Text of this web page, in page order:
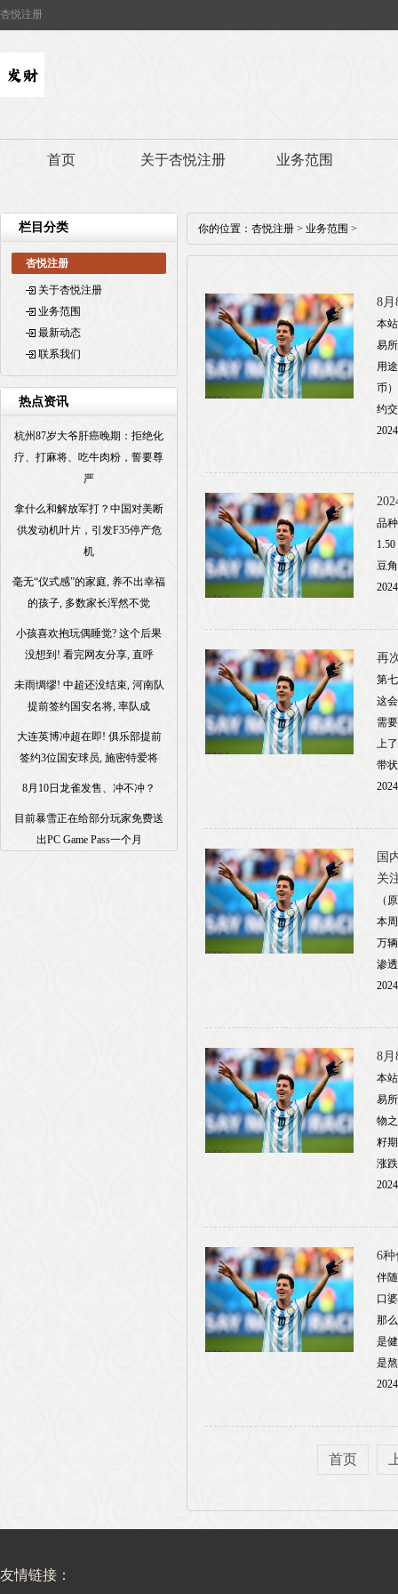
杏悦注册
首页 关于杏悦注册 业务范围
栏目分类
杏悦注册
关于杏悦注册
业务范围
最新动态
联系我们
热点资讯
杭州87岁大爷肝癌晚期：拒绝化
疗、打麻将、吃牛肉粉，誓要尊
严
拿什么和解放军打？中国对美断
供发动机叶片，引发F35停产危
机
毫无“仪式感”的家庭, 养不出幸福
的孩子, 多数家长浑然不觉
小孩喜欢抱玩偶睡觉? 这个后果
没想到! 看完网友分享, 直呼
未雨绸缪! 中超还没结束, 河南队
提前签约国安名将, 率队成
大连英博冲超在即! 俱乐部提前
签约3位国安球员, 施密特爱将
8月10日龙雀发售、冲不冲？
目前暴雪正在给部分玩家免费送
出PC Game Pass一个月
你的位置： 杏悦注册 > 业务范围 >
8月
本
易
用
币
约
品
豆
再
第
这
需
上
带
国
关
（
本
万
渗
8月
本
易
物
籽
涨
6
伴
口
那
是
是
首页
友情链接：